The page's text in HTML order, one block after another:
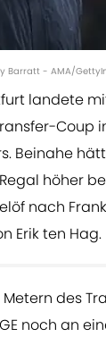
Barratt - AMA/
landete
Coup
Beinahe
höher
nach
Erik ten Hag.
des
noch an